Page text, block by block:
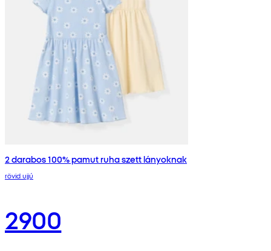
2 darabos 100% pamut ruha szett lányoknak
rövid ujjú
2900